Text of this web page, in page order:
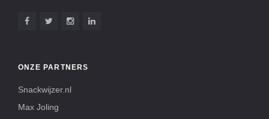
ONZE PARTNERS
Snackwijzer.nl
Max Joling